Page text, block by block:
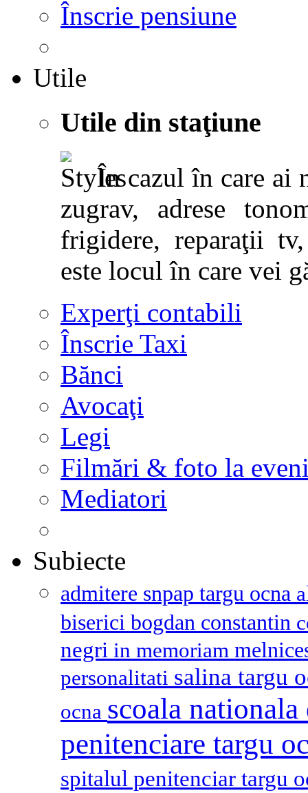
Înscrie pensiune
Utile
Utile din staţiune
În cazul în care ai
zugrav, adrese
frigidere, reparaţii
este locul în care vei
Experţi contabili
Înscrie Taxi
Bănci
Avocaţi
Legi
Filmări & foto la
Mediatori
Subiecte
admitere snpap targu ocna
biserici bogdan constantin
negri in memoriam
personalitati salina targu
ocna scoala
penitenciare targu
spitalul penitenciar targu